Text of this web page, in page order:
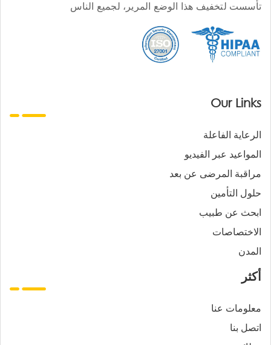
تأسست لتخفيف هذا الوضع المرير، لجميع الناس
Our Links
الرعاية الفاعلة
المواعيد عبر الفيديو
مراقبة المرضى عن بعد
حلول التأمين
ابحث عن طبيب
الاختصاصات
المدن
أكثر
معلومات عنا
اتصل بنا